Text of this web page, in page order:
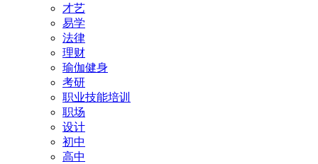
才艺
易学
法律
理财
瑜伽健身
考研
职业技能培训
职场
设计
初中
高中